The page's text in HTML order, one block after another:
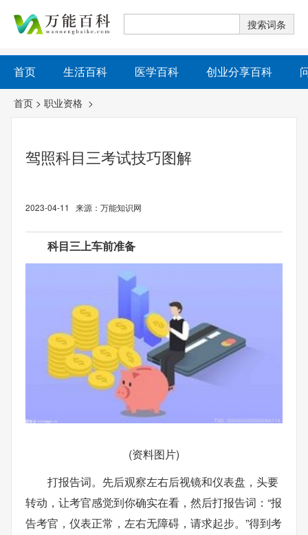
首页 生活百科 医学百科 创业分享百科
首页 > 职业资格 >
驾照科目三考试技巧图解
2023-04-11 来源：万能知识网
科目三上车前准备
(资料图片)
打报告词。先后观察左右后视镜和仪表盘，头要
转动，让考官感觉到你确实在看，然后打报告词：“报
告考官，仪表正常，左右无障碍，请求起步。”得到考